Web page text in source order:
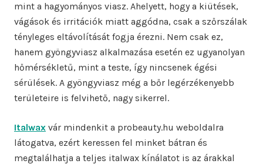
mint a hagyományos viasz. Ahelyett, hogy a kiütések,
vágások és irritációk miatt aggódna, csak a szőrszálak
tényleges eltávolítását fogja érezni. Nem csak ez,
hanem gyöngyviasz alkalmazása esetén ez ugyanolyan
hőmérsékletű, mint a teste, így nincsenek égési
sérülések. A gyöngyviasz még a bőr legérzékenyebb
területeire is felvihető, nagy sikerrel.
Italwax vár mindenkit a probeauty.hu weboldalra
látogatva, ezért keressen fel minket bátran és
megtalálhatja a teljes italwax kínálatot is az árakkal